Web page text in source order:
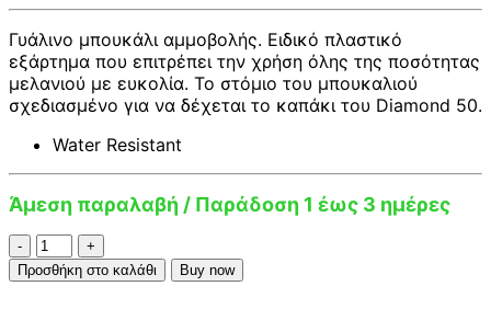
Γυάλινο μπουκάλι αμμοβολής. Ειδικό πλαστικό
εξάρτημα που επιτρέπει την χρήση όλης της ποσότητας
μελανιού με ευκολία. Το στόμιο του μπουκαλιού
σχεδιασμένο για να δέχεται το καπάκι του Diamond 50.
Water Resistant
Άμεση παραλαβή / Παράδοση 1 έως 3 ημέρες
TWSBI
Ink
70ml
Προσθήκη στο καλάθι Buy now